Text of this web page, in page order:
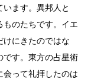
ます。異邦人と
ものたちです。イエ
けにきたのではな
です。東方の占星術
って礼拝したのは